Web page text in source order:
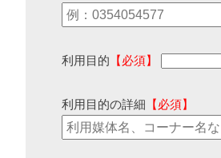
利用目的 【必須】
利用目的の詳細 【必須】